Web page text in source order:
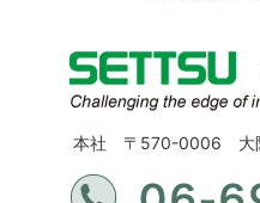
本社 〒570-0006 大